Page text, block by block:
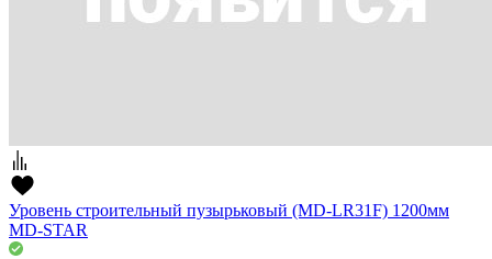
Уровень строительный пузырьковый (MD-LR31F) 1200мм
MD-STAR